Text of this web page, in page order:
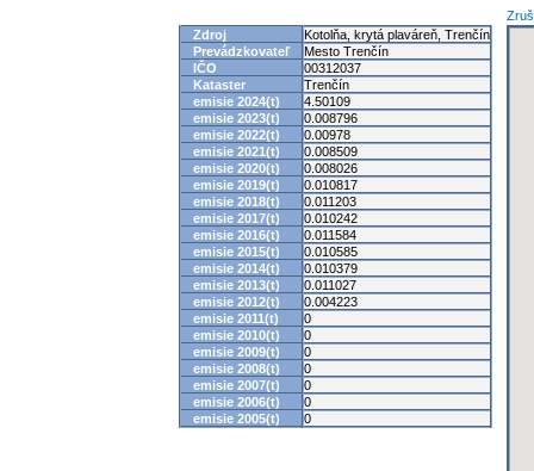
Zdroj
Kotolňa, krytá plaváreň, Trenčín
Prevádzkovateľ
Mesto Trenčín
IČO
00312037
Kataster
Trenčín
emisie 2024(t)
4.50109
emisie 2023(t)
0.008796
emisie 2022(t)
0.00978
emisie 2021(t)
0.008509
emisie 2020(t)
0.008026
emisie 2019(t)
0.010817
emisie 2018(t)
0.011203
emisie 2017(t)
0.010242
emisie 2016(t)
0.011584
emisie 2015(t)
0.010585
emisie 2014(t)
0.010379
emisie 2013(t)
0.011027
emisie 2012(t)
0.004223
emisie 2011(t)
0
emisie 2010(t)
0
emisie 2009(t)
0
emisie 2008(t)
0
emisie 2007(t)
0
emisie 2006(t)
0
emisie 2005(t)
0